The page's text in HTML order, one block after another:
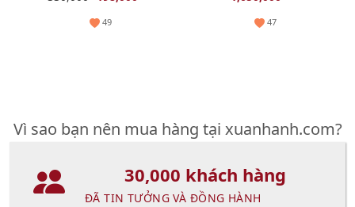
49 47
Vì sao bạn nên mua hàng tại xuanhanh.com?
30,000 khách hàng
ĐÃ TIN TƯỞNG VÀ ĐỒNG HÀNH